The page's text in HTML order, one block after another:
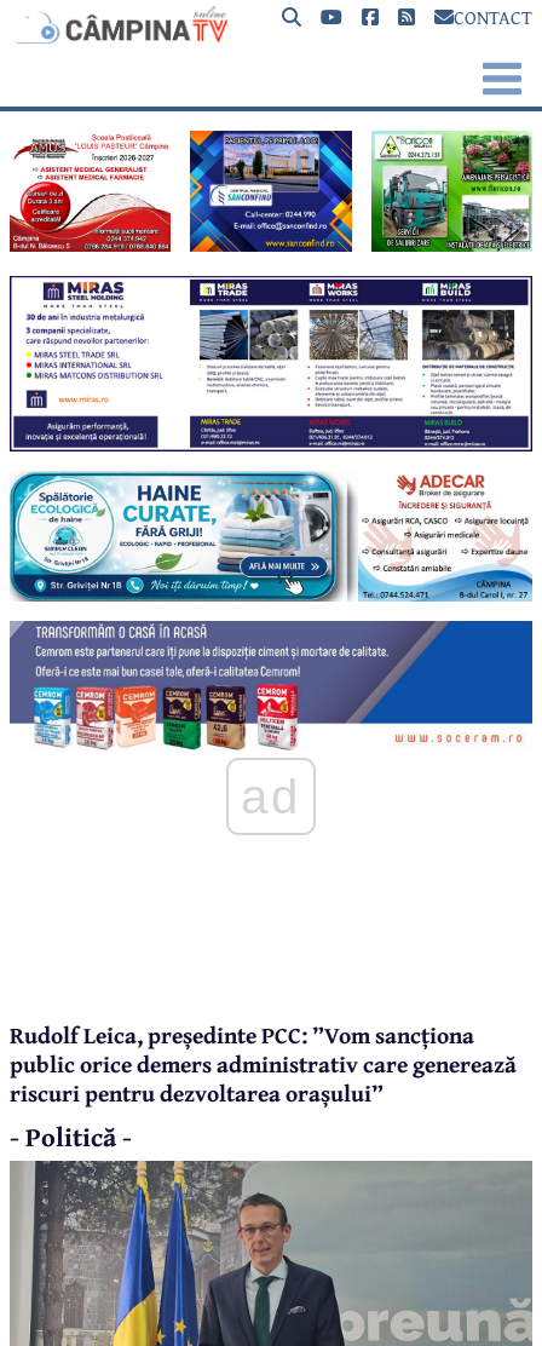
CONTACT
ad
Rudolf Leica, președinte PCC: ”Vom sancționa
public orice demers administrativ care generează
riscuri pentru dezvoltarea orașului”
- Politică -